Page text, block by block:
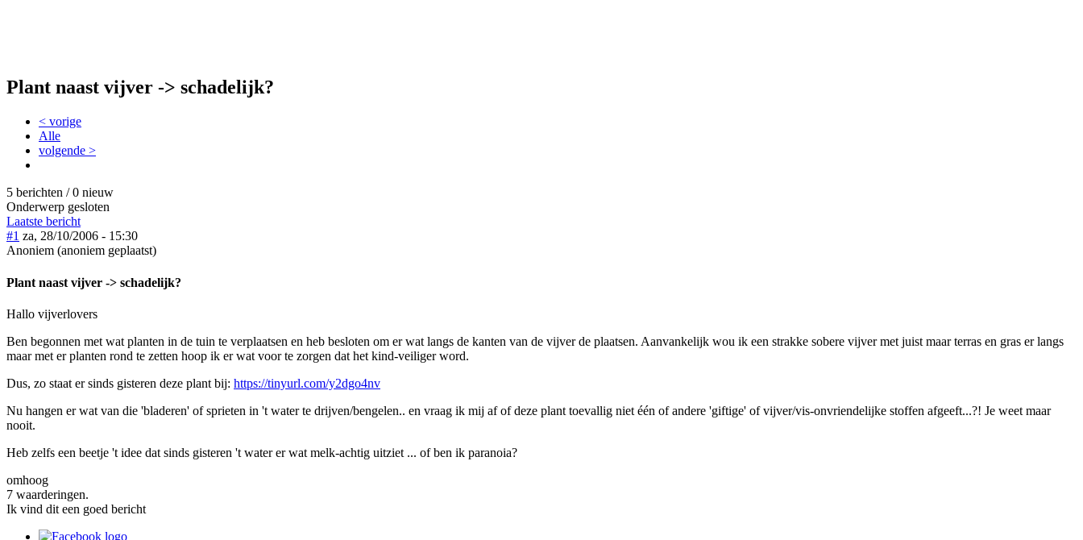
Plant naast vijver -> schadelijk?
< vorige
Alle
volgende >
5 berichten / 0 nieuw
Onderwerp gesloten
Laatste bericht
#1 za, 28/10/2006 - 15:30
Anoniem (anoniem geplaatst)
Plant naast vijver -> schadelijk?
Hallo vijverlovers
Ben begonnen met wat planten in de tuin te verplaatsen en heb besloten om er wat langs de kanten van de vijver de plaatsen. Aanvankelijk wou ik een strakke sobere vijver met juist maar terras en gras er langs
maar met er planten rond te zetten hoop ik er wat voor te zorgen dat het kind-veiliger word.
Dus, zo staat er sinds gisteren deze plant bij: https://tinyurl.com/y2dgo4nv
Nu hangen er wat van die 'bladeren' of sprieten in 't water te drijven/bengelen.. en vraag ik mij af of deze plant toevallig niet één of andere 'giftige' of vijver/vis-onvriendelijke stoffen afgeeft...?! Je weet maar
nooit.
Heb zelfs een beetje 't idee dat sinds gisteren 't water er wat melk-achtig uitziet ... of ben ik paranoia?
omhoog
7 waarderingen.
Ik vind dit een goed bericht